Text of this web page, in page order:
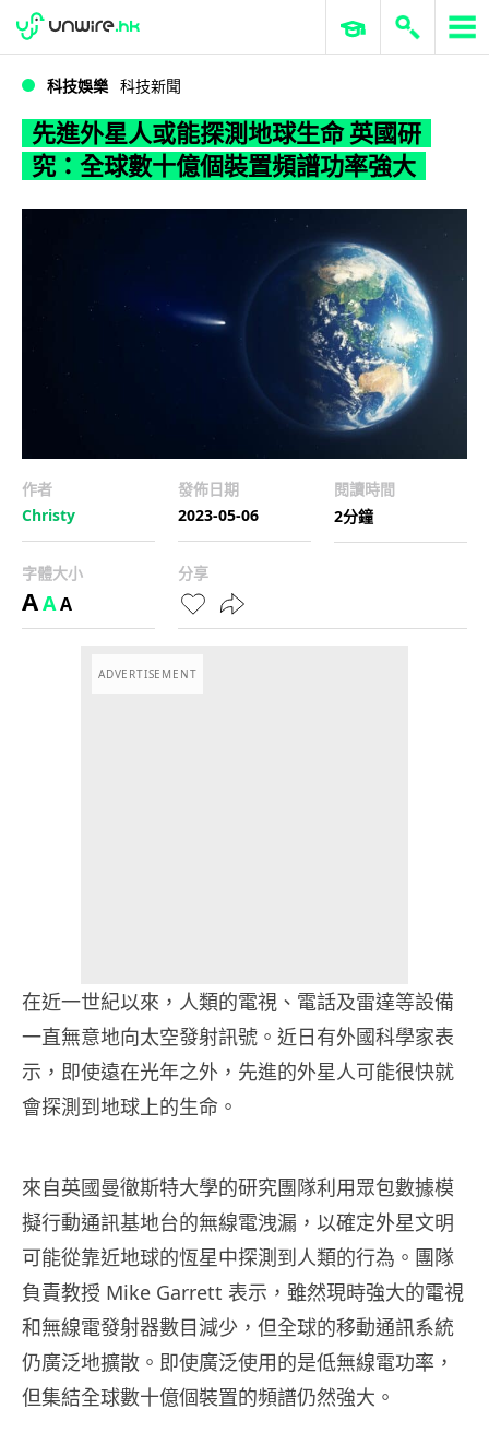
WWDC 2026 ERP 與商業 AI
科技娛樂 科技新聞
先進外星人或能探測地球生命 英國研
究：全球數十億個裝置頻譜功率強大
作者
Christy
發佈日期
2023-05-06
閱讀時間
2分鐘
字體大小
AAA
分享
ADVERTISEMENT
在近一世紀以來，人類的電視、電話及雷達等設備
一直無意地向太空發射訊號。近日有外國科學家表
示，即使遠在光年之外，先進的外星人可能很快就
會探測到地球上的生命。
來自英國曼徹斯特大學的研究團隊利用眾包數據模
擬行動通訊基地台的無線電洩漏，以確定外星文明
可能從靠近地球的恆星中探測到人類的行為。 團隊
負責教授 Mike Garrett 表示，雖然現時強大的電視
和無線電發射器數目減少，但全球的移動通訊系統
仍廣泛地擴散。即使廣泛使用的是低無線電功率，
但集結全球數十億個裝置的頻譜仍然強大。